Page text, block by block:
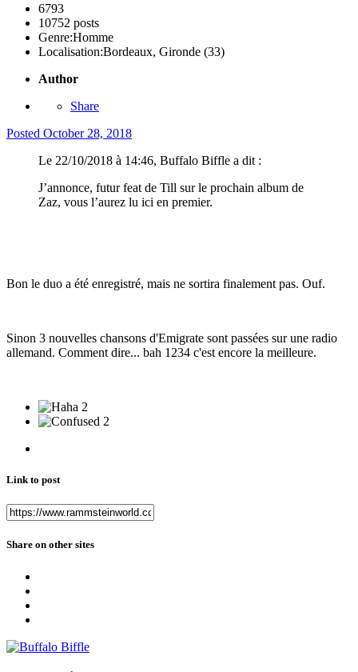
6793
10752 posts
Genre:Homme
Localisation:Bordeaux, Gironde (33)
Author
Share
Posted October 28, 2018
Le 22/10/2018 à 14:46, Buffalo Biffle a dit :
J’annonce, futur feat de Till sur le prochain album de
Zaz, vous l’aurez lu ici en premier.
Bon le duo a été enregistré, mais ne sortira finalement pas. Ouf.
Sinon 3 nouvelles chansons d'Emigrate sont passées sur une radio
allemand. Comment dire... bah 1234 c'est encore la meilleure.
2
2
Link to post
Share on other sites